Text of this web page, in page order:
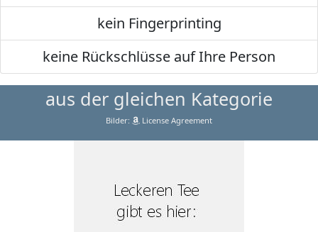
kein Fingerprinting
keine Rückschlüsse auf Ihre Person
aus der gleichen Kategorie
Bilder: License Agreement